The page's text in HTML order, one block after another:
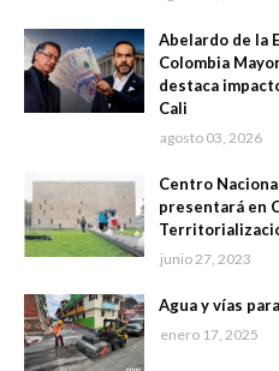
Abelardo de la
Colombia
destaca
Cali
agosto 03, 2026
Centro
presentará en
junio 27, 2023
Agua y vías
enero 17, 2025